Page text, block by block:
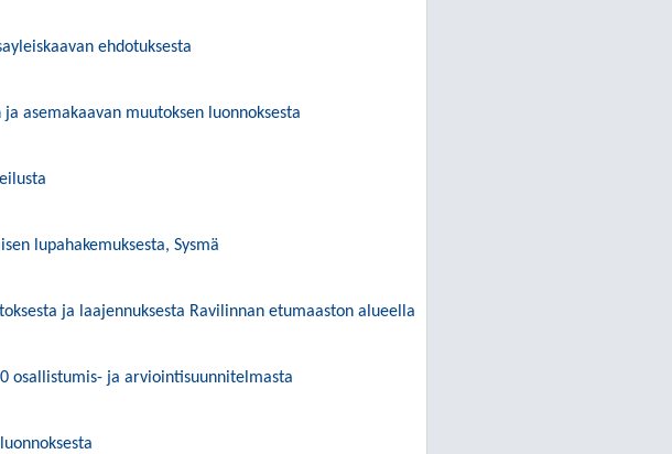
ehdotuksesta
asemakaavan muutoksen luonnoksesta
lupahakemuksesta, Sysmä
ja laajennuksesta Ravilinnan etumaaston alueella
osallistumis- ja arviointisuunnitelmasta